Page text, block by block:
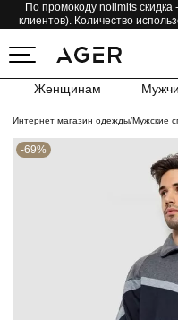
По промокоду nolimits скидка
клиентов). Количество
Женщинам
Интернет магазин одежды/Мужские
-69%